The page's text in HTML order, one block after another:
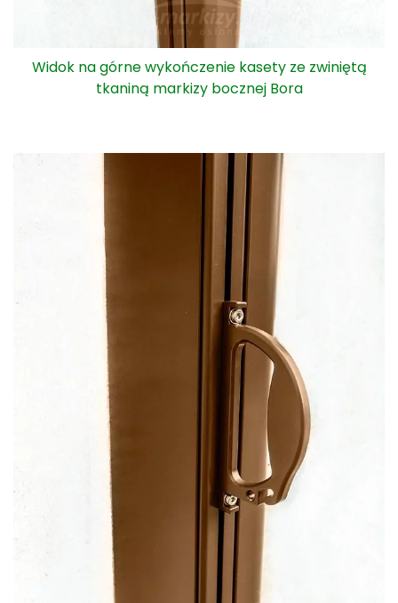
Uchwyt pozwalający na wysunięcie tkaniny markizy
bocznej Bora z kasety